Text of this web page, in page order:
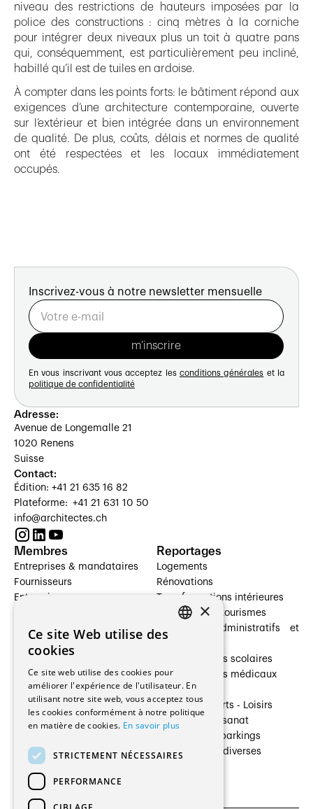
niveau des restrictions de hauteurs imposées par la
police des constructions : cinq mètres à la corniche
pour intégrer deux niveaux plus un toit à quatre pans
qui, conséquemment, est particulièrement peu incliné,
habillé qu’il est de tuiles en ardoise.
À compter dans les points forts: le bâtiment répond aux
exigences d’une architecture contemporaine, ouverte
sur l’extérieur et bien intégrée dans un environnement
de qualité. De plus, coûts, délais et normes de qualité
ont été respectées et les locaux immédiatement
occupés.
Inscrivez-vous à notre newsletter mensuelle
En vous inscrivant vous acceptez les conditions générales et la
politique de confidentialité
Adresse:
Avenue de Longemalle 21
1020 Renens
Suisse
Contact:
Édition: +41 21 635 16 82
Plateforme: +41 21 631 10 50
info@architectes.ch
Membres
Entreprises & mandataires
Fournisseurs
Entreprises
Architectes paysagistes
Architectes d'intérieur
Entreprises générales
Ingénieurs et mandataires
Fabricants / Fournisseurs
Régies immobilières
Gestion PPE
Reportages
Logements
Rénovations
Transformations intérieures
Hôtelleries et tourismes
Bâtiments administratifs et
Établissements scolaires
Établissements médicaux
Villas
Cultures - Sports - Loisirs
Industrie - Artisanat
Transports et parkings
Constructions diverses
×
Ce site Web utilise des
cookies
Ce site web utilise des cookies pour
améliorer l'expérience de l'utilisateur. En
utilisant notre site web, vous acceptez tous
les cookies conformément à notre politique
en matière de cookies. En savoir plus
STRICTEMENT NÉCESSAIRES
PERFORMANCE